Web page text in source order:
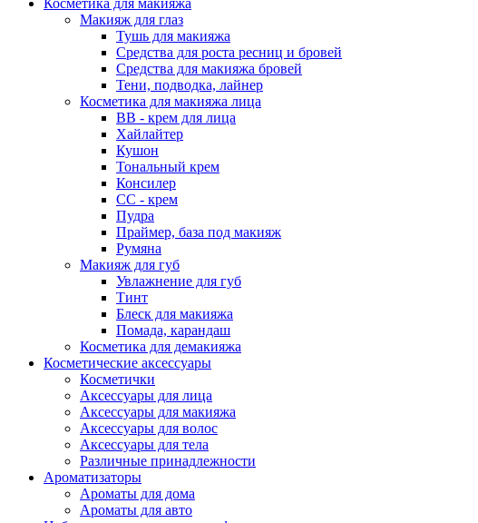
Наборы
Макияж для глаз
Тушь для макияжа
Средства для роста ресниц и бровей
Средства для макияжа бровей
Тени, подводка, лайнер
Косметика для макияжа лица
ВВ - крем для лица
Хайлайтер
Кушон
Тональный крем
Консилер
СС - крем
Пудра
Праймер, база под макияж
Румяна
Макияж для губ
Увлажнение для губ
Тинт
Блеск для макияжа
Помада, карандаш
Косметика для демакияжа
Косметические аксессуары
Косметички
Аксессуары для лица
Аксессуары для макияжа
Аксессуары для волос
Аксессуары для тела
Различные принадлежности
Ароматизаторы
Ароматы для дома
Ароматы для авто